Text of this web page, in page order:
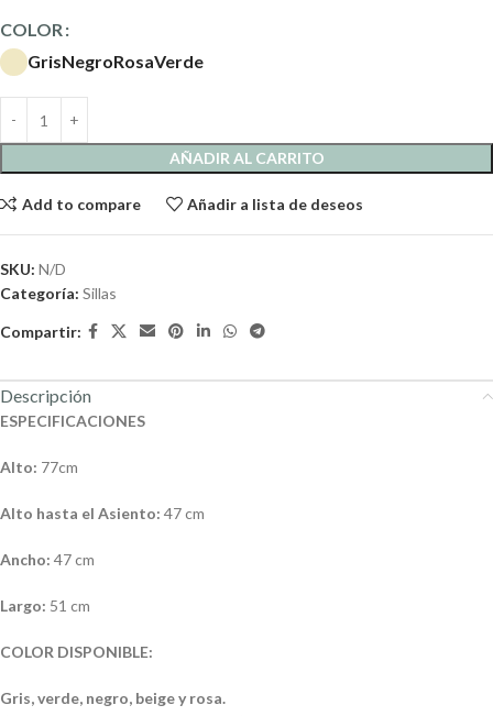
COLOR
GrisNegroRosaVerde
AÑADIR AL CARRITO
Add to compare Añadir a lista de deseos
SKU: N/D
Categoría: Sillas
Compartir:
Descripción
ESPECIFICACIONES
Alto: 77cm
Alto hasta el Asiento: 47 cm
Ancho: 47 cm
Largo: 51 cm
COLOR DISPONIBLE:
Gris, verde, negro, beige y rosa.